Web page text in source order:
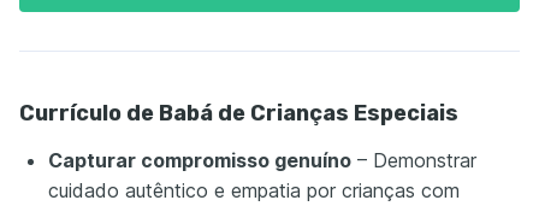
Currículo de Babá de Crianças Especiais
Capturar compromisso genuíno – Demonstrar
cuidado autêntico e empatia por crianças com